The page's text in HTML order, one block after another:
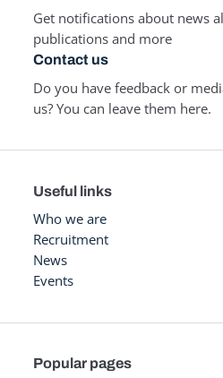
Get notifications about news
publications and more
Contact us
Do you have feedback or
us? You can leave them here.
Useful links
Who we are
Recruitment
News
Events
Popular pages